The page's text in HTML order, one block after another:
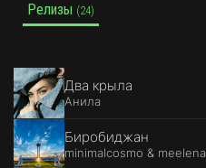
Релизы (24)
Два крыла
Анила
Биробиджан
minimalcosmo & meelena